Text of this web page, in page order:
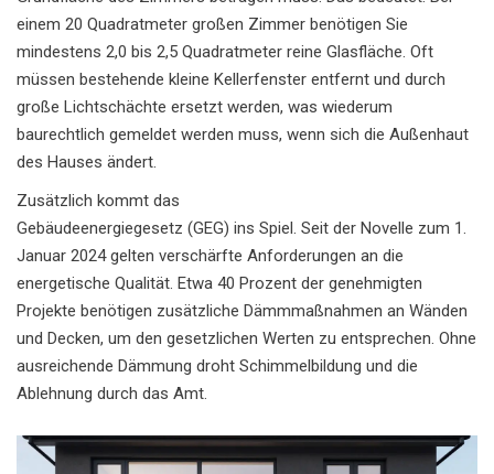
einem 20 Quadratmeter großen Zimmer benötigen Sie
mindestens 2,0 bis 2,5 Quadratmeter reine Glasfläche. Oft
müssen bestehende kleine Kellerfenster entfernt und durch
große Lichtschächte ersetzt werden, was wiederum
baurechtlich gemeldet werden muss, wenn sich die Außenhaut
des Hauses ändert.
Zusätzlich kommt das
Gebäudeenergiegesetz (GEG) ins Spiel. Seit der Novelle zum 1.
Januar 2024 gelten verschärfte Anforderungen an die
energetische Qualität. Etwa 40 Prozent der genehmigten
Projekte benötigen zusätzliche Dämmmaßnahmen an Wänden
und Decken, um den gesetzlichen Werten zu entsprechen. Ohne
ausreichende Dämmung droht Schimmelbildung und die
Ablehnung durch das Amt.